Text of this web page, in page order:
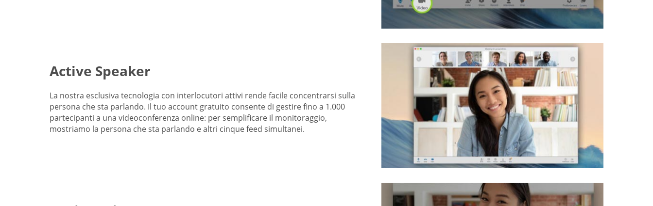
Active Speaker
La nostra esclusiva tecnologia con interlocutori attivi rende facile concentrarsi sulla
persona che sta parlando. Il tuo account gratuito consente di gestire fino a 1.000
partecipanti a una videoconferenza online: per semplificare il monitoraggio,
mostriamo la persona che sta parlando e altri cinque feed simultanei.